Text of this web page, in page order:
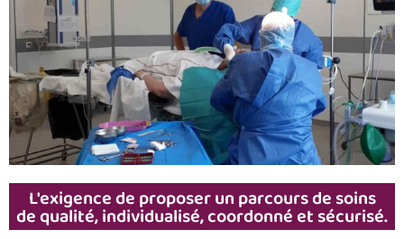
L'exigence de proposer un parcours de soins
de qualité, individualisé, coordonné et sécurisé.